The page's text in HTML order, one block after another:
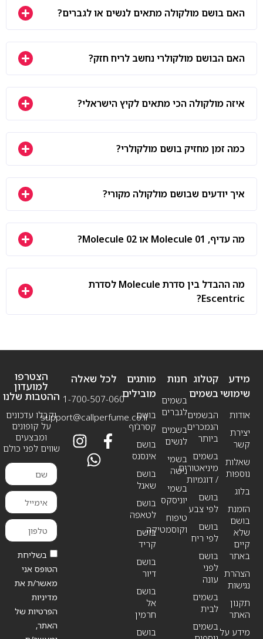
האם בושם מולקולה מתאים לנשים או לגברים?
האם הבושם מולקולרי נחשב לריח חזק?
איזה מולקולה הכי מתאים לקיץ הישראלי?
כמה זמן מחזיק בושם מולקולרי?
איך יודעים שבושם מולקולה מקורי?
מה עדיף, Molecule 01 או Molecule 02?
מה ההבדל בין סדרת Molecule לסדרת
Escentric?
מידע
שימושי
אודות
יצירת
קשר
שאלות
נוספות
בלוג
הזמנת
בושם
שלא
קיים
באתר
הצהרת
נגישות
תקנון
האתר
מידע על
חנות
בשמים
לגברים
בשמים
לנשים
בשמי
נישה
בשמי
יוניסקס
טיפוח
וקוסמטיקה
קטלוג
בשמים
הבשמים
הנמכרים
ביותר
בשמים
מיניאטורים
/ דוגמיות
בושם
לפי צבע
בושם
לפי ריח
בושם
לפני
עונה
בשמים
לבית
בשמים
מותגים
מובילים
בושם
קסרג’וף
בושם
אינסנס
בושם
שאנל
בושם
לטאפה
בושם
קריד
בושם
דיור
בושם
אל
חרמין
בושם
לכל שאלה
1-700-507-060
support@callperfume.co.il
הצטרפו
למועדון
ההטבות שלנו
וקבלו עדכונים
על קופונים
ומבצעים
שווים לפני כולם
בשליחת
הטופס אני
מאשר/ת את
מדיניות
הפרטיות של
האתר,